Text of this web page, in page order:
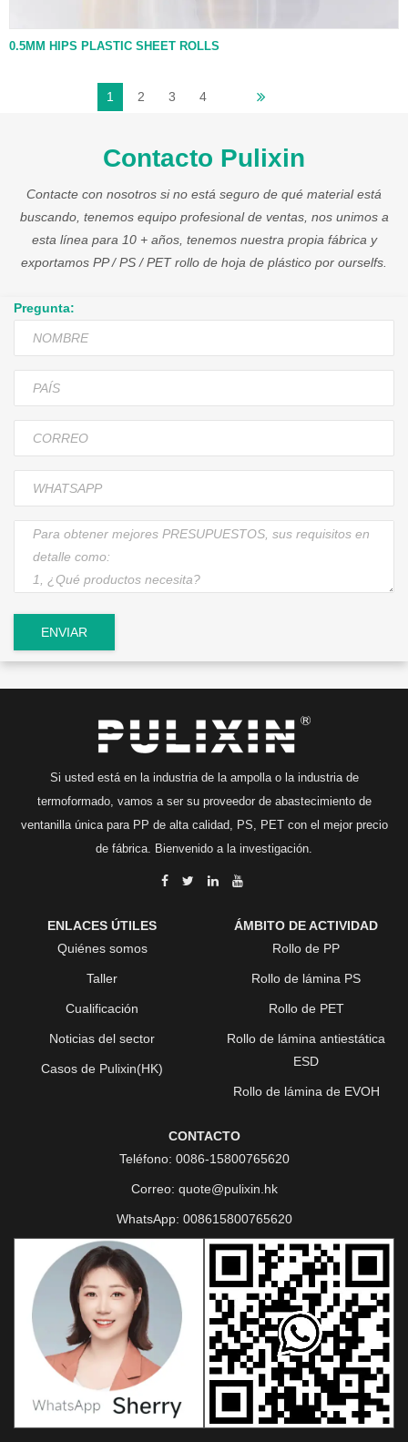
0.5MM HIPS PLASTIC SHEET ROLLS
1 2 3 4 Siguiente "
Contacto Pulixin
Contacte con nosotros si no está seguro de qué material está
buscando, tenemos equipo profesional de ventas, nos unimos a
esta línea para 10 + años, tenemos nuestra propia fábrica y
exportamos PP / PS / PET rollo de hoja de plástico por ourselfs.
Pregunta:
Si usted está en la industria de la ampolla o la industria de
termoformado, vamos a ser su proveedor de abastecimiento de
ventanilla única para PP de alta calidad, PS, PET con el mejor precio
de fábrica. Bienvenido a la investigación.
ENLACES ÚTILES
Quiénes somos
Taller
Cualificación
Noticias del sector
Casos de Pulixin(HK)
ÁMBITO DE ACTIVIDAD
Rollo de PP
Rollo de lámina PS
Rollo de PET
Rollo de lámina antiestática
ESD
Rollo de lámina de EVOH
CONTACTO
Teléfono: 0086-15800765620
Correo: quote@pulixin.hk
WhatsApp: 008615800765620